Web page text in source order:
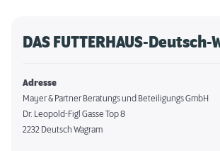
DAS FUTTERHAUS-Deutsch-
Adresse
Mayer & Partner Beratungs und Beteiligungs GmbH
Dr. Leopold-Figl Gasse Top 8
2232 Deutsch Wagram